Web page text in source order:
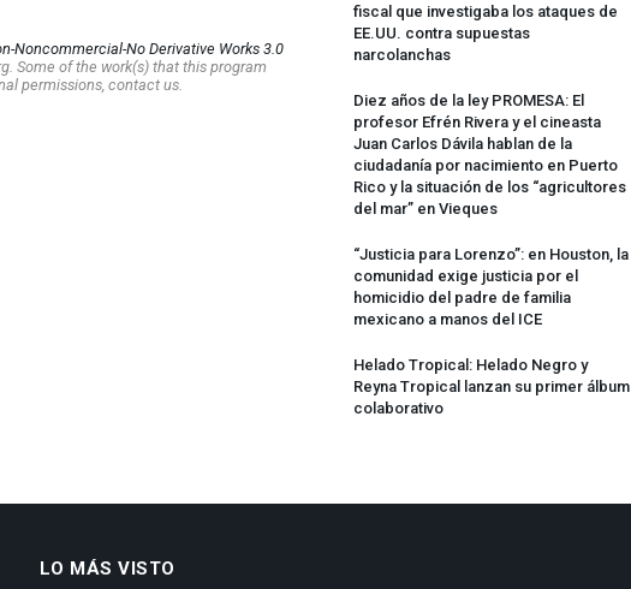
Noncommercial-No Derivative Works 3.0
Some of the work(s) that this program
permissions, contact us.
fiscal que investigaba los ataques de
EE.UU. contra supuestas
narcolanchas
Diez años de la ley PROMESA: El
profesor Efrén Rivera y el cineasta
Juan Carlos Dávila hablan de la
ciudadanía por nacimiento en Puerto
Rico y la situación de los “agricultores
del mar” en Vieques
“Justicia para Lorenzo”: en Houston, la
comunidad exige justicia por el
homicidio del padre de familia
mexicano a manos del ICE
Helado Tropical: Helado Negro y
Reyna Tropical lanzan su primer álbum
colaborativo
LO MÁS VISTO